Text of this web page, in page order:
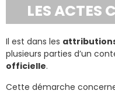
LES ACTES
Il est dans les
plusieurs parties d’un
officielle.
Cette démarche